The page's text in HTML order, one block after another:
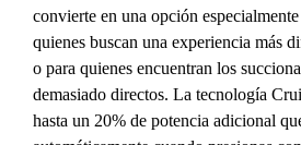
convierte en una opción
quienes buscan una experiencia más
o para quienes encuentran los
demasiado directos. La tecnología
hasta un 20% de potencia adicional